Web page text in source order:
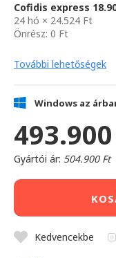
Cofidis express
24 hó × 24.524 Ft
Önrész: 0 Ft
További lehetőségek
Windows az
Gyártói ár: 504.900 Ft
Kedvencekbe